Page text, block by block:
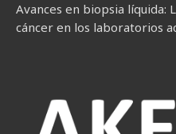
Avances en biopsia líquida:
cáncer en los laboratorios